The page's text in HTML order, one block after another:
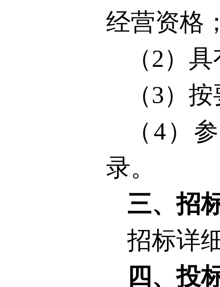
经营资格
（2）
（3）
（ 4）
录。
三、招
招标详
四、投